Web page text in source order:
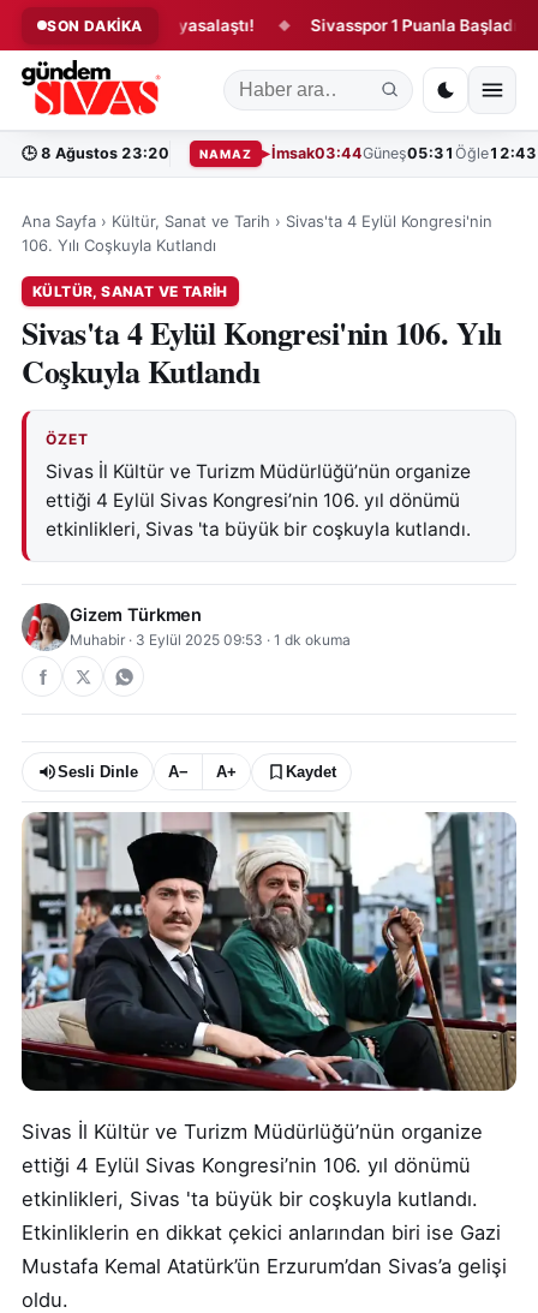
SON DAKİKA
kanun teklifi yasalaştı! ◆ Sivasspor 1 Puanla Başladı! ◆
🕒 8 Ağustos 23:20 NAMAZ İmsak03:44Güneş05:31 Öğle12:43
Ana Sayfa › Kültür, Sanat ve Tarih › Sivas'ta 4 Eylül Kongresi'nin
106. Yılı Coşkuyla Kutlandı
KÜLTÜR, SANAT VE TARIH
Sivas'ta 4 Eylül Kongresi'nin 106. Yılı
Coşkuyla Kutlandı
ÖZET
Sivas İl Kültür ve Turizm Müdürlüğü’nün organize
ettiği 4 Eylül Sivas Kongresi’nin 106. yıl dönümü
etkinlikleri, Sivas 'ta büyük bir coşkuyla kutlandı.
Gizem Türkmen
Muhabir · 3 Eylül 2025 09:53 · 1 dk okuma
Sesli Dinle A− A+ Kaydet
Sivas İl Kültür ve Turizm Müdürlüğü’nün organize
ettiği 4 Eylül Sivas Kongresi’nin 106. yıl dönümü
etkinlikleri, Sivas 'ta büyük bir coşkuyla kutlandı.
Etkinliklerin en dikkat çekici anlarından biri ise Gazi
Mustafa Kemal Atatürk’ün Erzurum’dan Sivas’a gelişi
oldu.